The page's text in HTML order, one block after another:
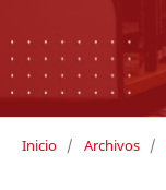
Inicio / Archivos /